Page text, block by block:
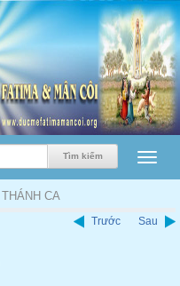
THÁNH CA
Trước Sau